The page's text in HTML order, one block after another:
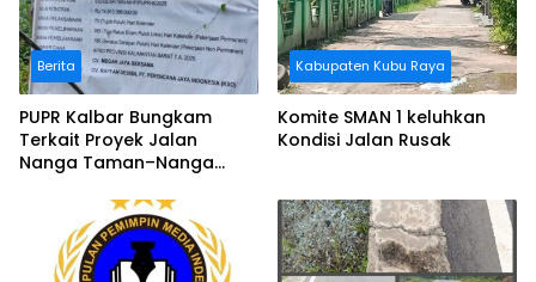
Berita
PUPR Kalbar Bungkam
Terkait Proyek Jalan
Nanga Taman–Nanga
Bermasalah
Kabupaten Kubu Raya
Komite SMAN 1 keluhkan
Kondisi Jalan Rusak